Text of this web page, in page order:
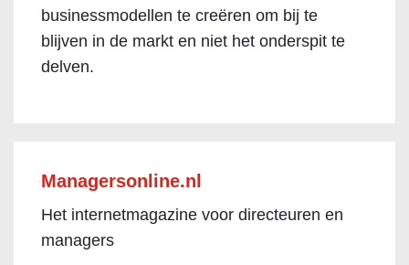
businessmodellen te creëren om bij te
blijven in de markt en niet het onderspit te
delven.
Managersonline.nl
Het internetmagazine voor directeuren en
managers